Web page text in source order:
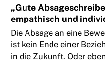
„Gute
empathisch und
Die Absage an eine
ist kein Ende einer
in die Zukunft. Oder